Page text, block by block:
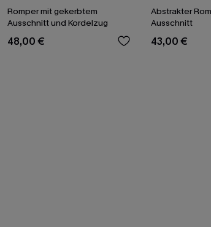
Romper mit gekerbtem
Ausschnitt und Kordelzug
48,00 €
Abstrakter
Ausschnitt
43,00 €